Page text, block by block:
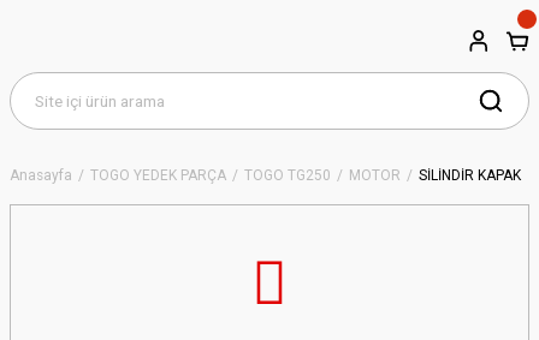
Anasayfa TOGO YEDEK PARÇA TOGO TG250 MOTOR SİLİNDİR KAPAK